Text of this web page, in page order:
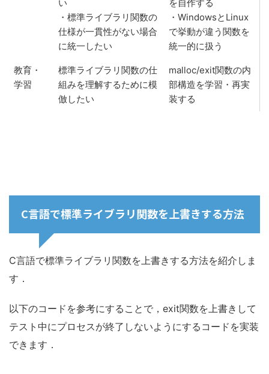
い
・標準ライブラリ関数の
仕様が一貫性がない場合
に統一したい
を自作する
・WindowsとLinux
で挙動が違う関数を
統一的に扱う
教育・
学習
標準ライブラリ関数の仕
組みを理解するために模
倣したい
malloc/exit関数の内
部構造を学習・再実
装する
C言語で標準ライブラリ関数を上書きする方法
C言語で標準ライブラリ関数を上書きする方法を紹介しま
す．
以下のコードを参考にすることで，exit関数を上書きして
テスト中にプロセスが終了しないようにするコードを実装
できます．